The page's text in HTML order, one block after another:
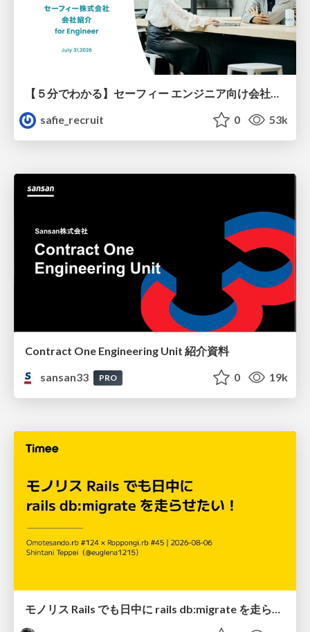
【５分でわかる】セーフィー エンジニア向け会社紹介
safie_recruit
0 53k
Contract One Engineering Unit 紹介資料
sansan33
PRO 0 19k